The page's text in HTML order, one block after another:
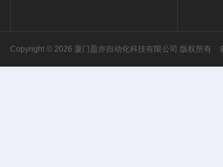
Copyright © 2026 厦门盈亦自动化科技有限公司 版权所有